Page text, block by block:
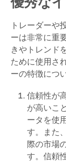
トレーダーや
ーは非常に重
きやトレンド
ために使用さ
ーの特徴につ
信頼性が
が高いこ
ータを使
す。また
際の市場
す。信頼